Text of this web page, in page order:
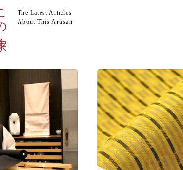
家
The Latest Articles
About This Artisan